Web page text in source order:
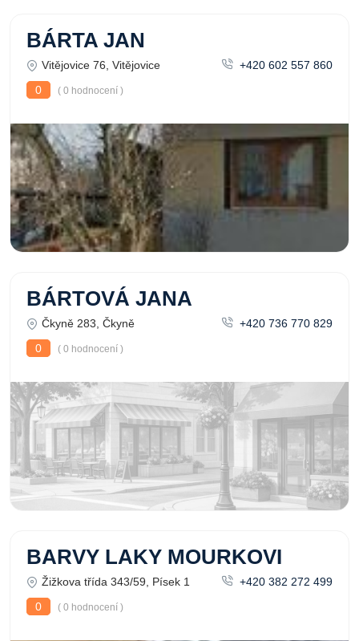
BÁRTA JAN
Vitějovice 76, Vitějovice
+420 602 557 860
0
( 0 hodnocení )
BÁRTOVÁ JANA
Čkyně 283, Čkyně
+420 736 770 829
0
( 0 hodnocení )
BARVY LAKY MOURKOVI
Žižkova třída 343/59, Písek 1
+420 382 272 499
0
( 0 hodnocení )